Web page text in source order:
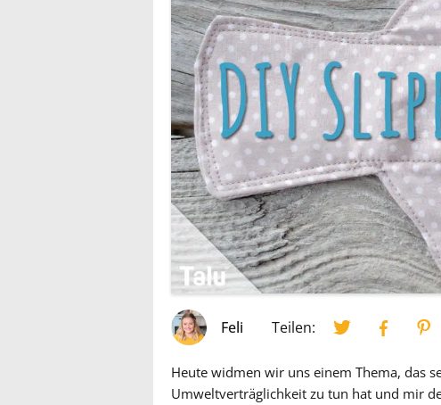
Feli Teilen:
Heute widmen wir uns einem Thema, das
Umweltverträglichkeit zu tun hat und mir